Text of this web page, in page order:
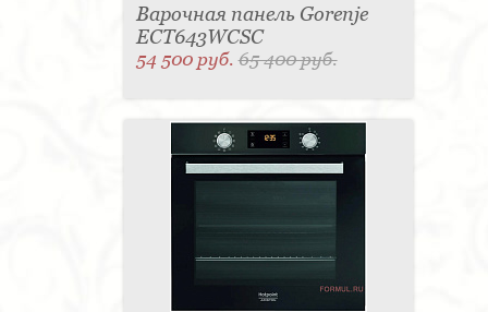
Варочная панель Gorenje
ECT643WCSC
54 500 руб.65 400 руб.